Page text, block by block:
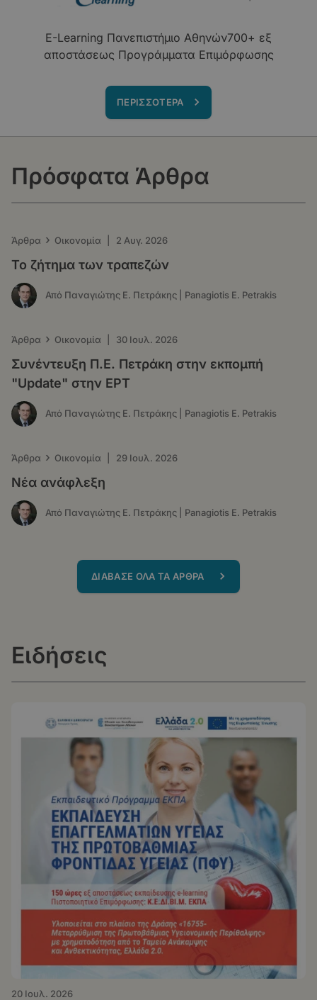
E-Learning Πανεπιστήμιο Αθηνών700+ εξ
αποστάσεως Προγράμματα Επιμόρφωσης
ΠΕΡΙΣΣΟΤΕΡΑ
Πρόσφατα Άρθρα
Άρθρα › Οικονομία 2 Αυγ. 2026
Το ζήτημα των τραπεζών
Από Παναγιώτης Ε. Πετράκης | Panagiotis E. Petrakis
Άρθρα › Οικονομία 30 Ιουλ. 2026
Συνέντευξη Π.Ε. Πετράκη στην εκπομπή
"Update" στην ΕΡΤ
Από Παναγιώτης Ε. Πετράκης | Panagiotis E. Petrakis
Άρθρα › Οικονομία 29 Ιουλ. 2026
Νέα ανάφλεξη
Από Παναγιώτης Ε. Πετράκης | Panagiotis E. Petrakis
ΔΙΑΒΑΣΕ ΟΛΑ ΤΑ ΑΡΘΡΑ
Ειδήσεις
20 Ιουλ. 2026